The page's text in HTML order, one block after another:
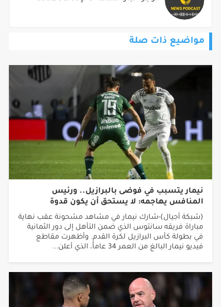
نيمار يتسبب في فوضى بالبرازيل.. ورئيس
المنافس يهاجمه: لا يستحق أن يكون قدوة
(شبكة أجيال)-شارك نيمار في مشاهد مشحونة عقب نهاية
مباراة فريقه سانتوس الذي ضمن التأهل إلى دور الثمانية
في بطولة كأس البرازيل لكرة القدم. وأظهرت مقاطع
فيديو نيمار البالغ من العمر 34 عاماً، الذي أعلن...